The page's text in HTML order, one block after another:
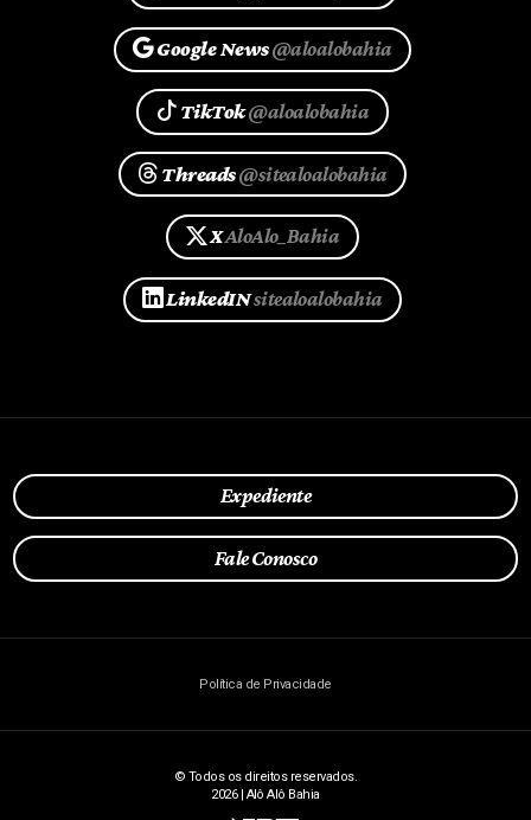
Google News@aloalobahia
TikTok@aloalobahia
Threads@sitealoalobahia
XAloAlo_Bahia
LinkedINsitealoalobahia
Expediente
Fale Conosco
Política de Privacidade
© Todos os direitos reservados.
2026 | Alô Alô Bahia